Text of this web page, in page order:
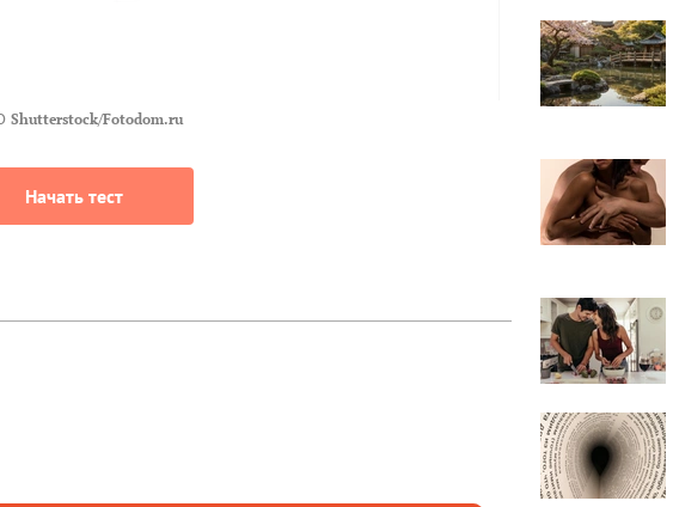
Shutterstock/Fotodom.ru
Начать тест